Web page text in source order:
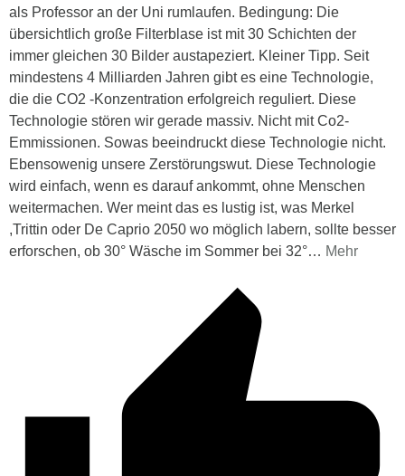
als Professor an der Uni rumlaufen. Bedingung: Die
übersichtlich große Filterblase ist mit 30 Schichten der
immer gleichen 30 Bilder austapeziert. Kleiner Tipp. Seit
mindestens 4 Milliarden Jahren gibt es eine Technologie,
die die CO2 -Konzentration erfolgreich reguliert. Diese
Technologie stören wir gerade massiv. Nicht mit Co2-
Emmissionen. Sowas beeindruckt diese Technologie nicht.
Ebensowenig unsere Zerstörungswut. Diese Technologie
wird einfach, wenn es darauf ankommt, ohne Menschen
weitermachen. Wer meint das es lustig ist, was Merkel
,Trittin oder De Caprio 2050 wo möglich labern, sollte besser
erforschen, ob 30° Wäsche im Sommer bei 32°… Mehr